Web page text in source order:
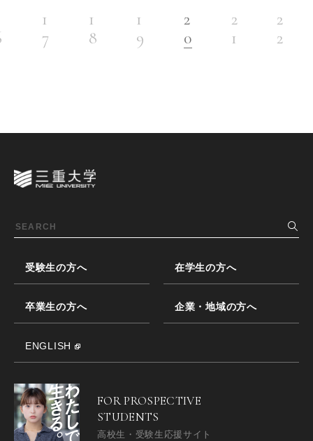
1
7
1
8
1
9
2
0
2
1
2
2
受験生の方へ 在学生の方へ
卒業生の方へ 企業・地域の方へ
ENGLISH
FOR PROSPECTIVE
STUDENTS
高校生・受験生応援サイト